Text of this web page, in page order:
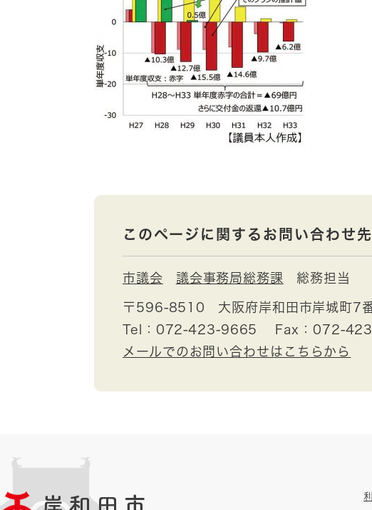
このページに関するお問い合わせ先
市議会 議会事務局総務課 総務担当
〒596-8510
大阪府岸和田市岸城町
Tel：072-423-9665
Fax：072-
メールでのお問い合わせはこちらから